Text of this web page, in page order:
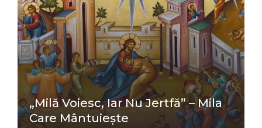
„Milă Voiesc, Iar Nu Jertfă” – Mila
Care Mântuiește